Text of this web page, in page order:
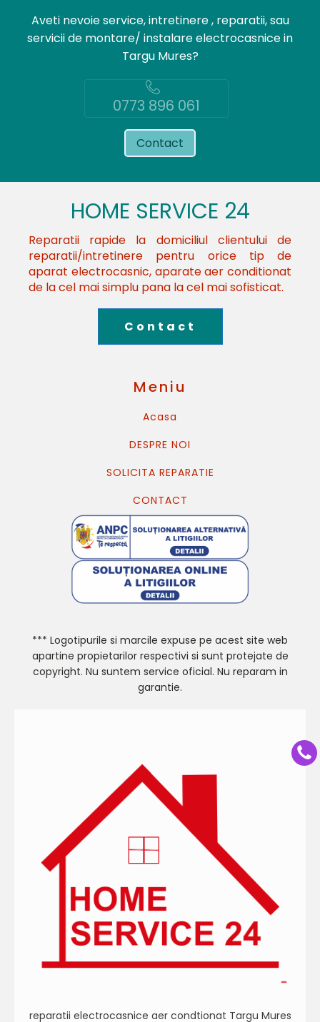
Aveti nevoie service, intretinere , reparatii, sau
servicii de montare/ instalare electrocasnice in
Targu Mures?
0773 896 061
Contact
HOME SERVICE 24
Reparatii rapide la domiciliul clientului de
reparatii/intretinere pentru orice tip de
aparat electrocasnic, aparate aer conditionat
de la cel mai simplu pana la cel mai sofisticat.
Contact
Meniu
Acasa
DESPRE NOI
SOLICITA REPARATIE
CONTACT
*** Logotipurile si marcile expuse pe acest site web
apartine propietarilor respectivi si sunt protejate de
copyright. Nu suntem service oficial. Nu reparam in
garantie.
reparatii electrocasnice aer condtionat Targu Mures